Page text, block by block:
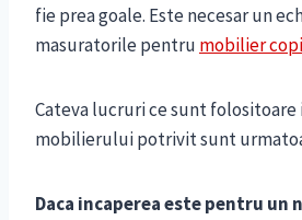
fie prea goale. Este necesar un
masuratorile pentru mobilier
Cateva lucruri ce sunt folositoare
mobilierului potrivit sunt
Daca incaperea este pentru un